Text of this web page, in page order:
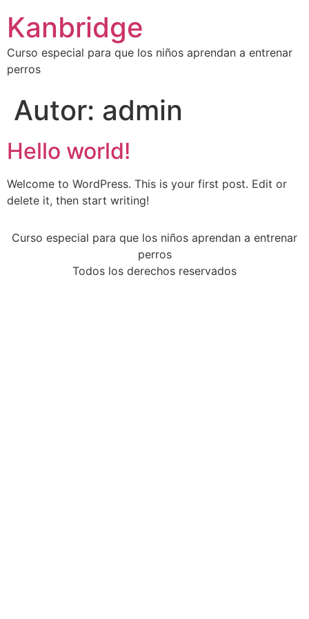
Kanbridge
Curso especial para que los niños aprendan a entrenar
perros
Autor: admin
Hello world!
Welcome to WordPress. This is your first post. Edit or
delete it, then start writing!
Curso especial para que los niños aprendan a entrenar
perros
Todos los derechos reservados